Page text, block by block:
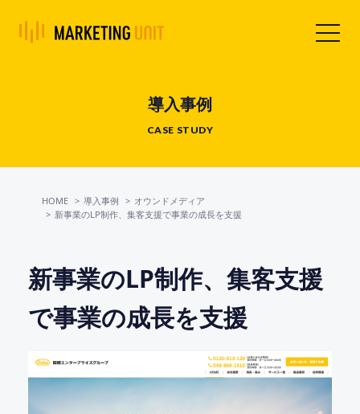
導入事例
CASE STUDY
HOME 導入事例
オウンドメディア
新事業のLP制作、集客支援で事業の成長を支援
新事業のLP制作、集客支援
で事業の成長を支援